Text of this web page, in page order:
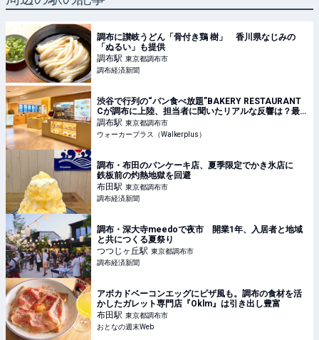
調布に讃岐うどん「骨付き鶏 樹」 香川県なじみの
「ぬるい」も提供
調布駅 東京都調布市
調布経済新聞
渋谷で行列の“パン食べ放題”BAKERY RESTAURANT
Cが調布に上陸、担当者に聞いたリアルな反響は？最
大200組待ちの日も！｜ウォーカープラス
調布駅 東京都調布市
ウォーカープラス（Walkerplus）
調布・布田のパンケーキ店、夏季限定でかき氷店に
鉄板前の灼熱地獄を回避
布田駅 東京都調布市
調布経済新聞
調布・深大寺meedoで夜市 開業1年、入居者と地域
と共につくる夏祭り
つつじヶ丘駅 東京都調布市
調布経済新聞
アボカドベーコンエッグにピザ風も。調布の食材を活
かしたガレット専門店『Oklm』は引き出し豊富
布田駅 東京都調布市
おとなの週末Web